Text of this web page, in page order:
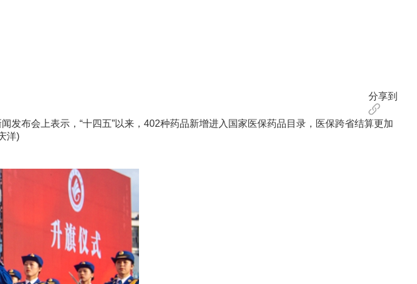
分享到
布会上表示，“十四五”以来，402种药品新增进入国家医保药品目录，医保跨省结算更加
洋)